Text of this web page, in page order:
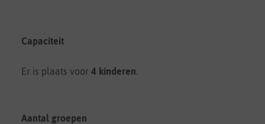
Capaciteit
Er is plaats voor 4 kinderen
Aantal groepen